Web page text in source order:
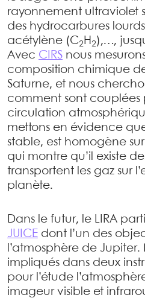
rayonnement ultraviolet
des hydrocarbures
acétylène (C2 H 2 ),…,
Avec CIRS nous
composition chimique
Saturne, et nous
comment sont couplées
circulation
mettons en évidence
stable, est homogène
qui montre qu’il existe
transportent les gaz sur
planète.
Dans le futur, le LIRA
JUICE dont l’un des
l’atmosphère de Jupiter.
impliqués dans deux
pour l’étude
imageur visible et